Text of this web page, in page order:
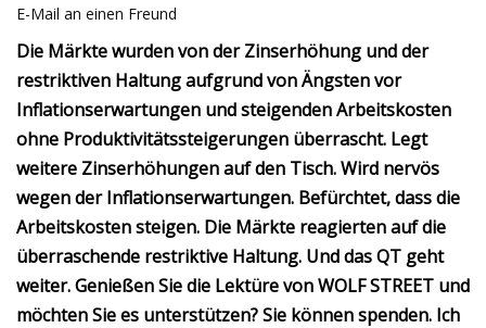
E-Mail an einen Freund
Die Märkte wurden von der Zinserhöhung und der
restriktiven Haltung aufgrund von Ängsten vor
Inflationserwartungen und steigenden Arbeitskosten
ohne Produktivitätssteigerungen überrascht. Legt
weitere Zinserhöhungen auf den Tisch. Wird nervös
wegen der Inflationserwartungen. Befürchtet, dass die
Arbeitskosten steigen. Die Märkte reagierten auf die
überraschende restriktive Haltung. Und das QT geht
weiter. Genießen Sie die Lektüre von WOLF STREET und
möchten Sie es unterstützen? Sie können spenden. Ich